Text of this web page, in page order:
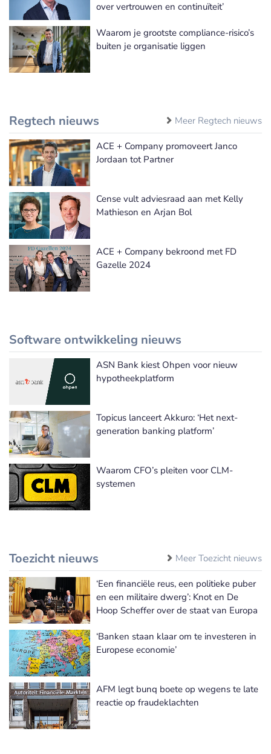
over vertrouwen en continuïteit’
Waarom je grootste compliance-risico’s
buiten je organisatie liggen
Regtech nieuws Meer Regtech nieuws
ACE + Company promoveert Janco
Jordaan tot Partner
Cense vult adviesraad aan met Kelly
Mathieson en Arjan Bol
ACE + Company bekroond met FD
Gazelle 2024
Software ontwikkeling nieuws
Meer Software ontwikkeling nieuws
ASN Bank kiest Ohpen voor nieuw
hypotheekplatform
Topicus lanceert Akkuro: ‘Het next-
generation banking platform’
Waarom CFO’s pleiten voor CLM-
systemen
Toezicht nieuws Meer Toezicht nieuws
‘Een financiële reus, een politieke puber
en een militaire dwerg’: Knot en De
Hoop Scheffer over de staat van Europa
‘Banken staan klaar om te investeren in
Europese economie’
AFM legt bunq boete op wegens te late
reactie op fraudeklachten